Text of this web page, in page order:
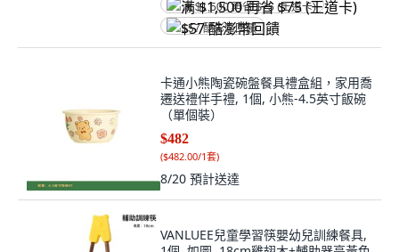
满 $1,500 再省 $75 (王道卡)
$57 酷澎幣回饋
卡通小熊陶瓷碗盤餐具禮盒組，家用喬
遷送禮伴手禮, 1個, 小熊-4.5英寸飯碗
（單個裝）
$482
($482.00/1套)
8/20 預計送達
VANLUEE兒童學習筷嬰幼兒訓練餐具,